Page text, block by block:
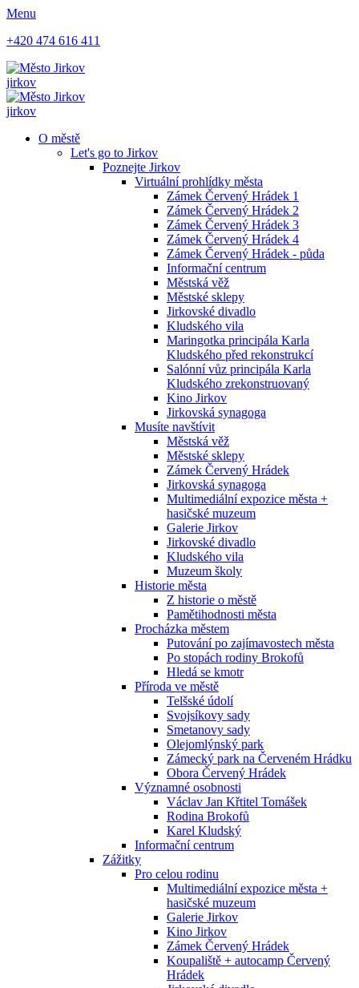
Menu
+420 474 616 411
jirkov
jirkov
O městě
Let's go to Jirkov
Poznejte Jirkov
Virtuální prohlídky města
Zámek Červený Hrádek 1
Zámek Červený Hrádek 2
Zámek Červený Hrádek 3
Zámek Červený Hrádek 4
Zámek Červený Hrádek - půda
Informační centrum
Městská věž
Městské sklepy
Jirkovské divadlo
Kludského vila
Maringotka principála Karla
Kludského před rekonstrukcí
Salónní vůz principála Karla
Kludského zrekonstruovaný
Kino Jirkov
Jirkovská synagoga
Musíte navštívit
Městská věž
Městské sklepy
Zámek Červený Hrádek
Jirkovská synagoga
Multimediální expozice města +
hasičské muzeum
Galerie Jirkov
Jirkovské divadlo
Kludského vila
Muzeum školy
Historie města
Z historie o městě
Pamětihodnosti města
Procházka městem
Putování po zajímavostech města
Po stopách rodiny Brokofů
Hledá se kmotr
Příroda ve městě
Telšské údolí
Svojsíkovy sady
Smetanovy sady
Olejomlýnský park
Zámecký park na Červeném Hrádku
Obora Červený Hrádek
Významné osobnosti
Václav Jan Křtitel Tomášek
Rodina Brokofů
Karel Kludský
Informační centrum
Zážitky
Pro celou rodinu
Multimediální expozice města +
hasičské muzeum
Galerie Jirkov
Kino Jirkov
Zámek Červený Hrádek
Koupaliště + autocamp Červený
Hrádek